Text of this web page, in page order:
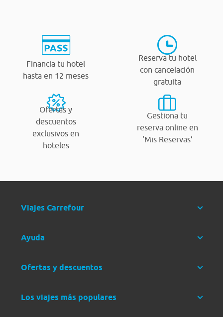
Financia tu hotel
hasta en 12 meses
Reserva tu hotel
con cancelación
gratuita
Ofertas y
descuentos
exclusivos en
hoteles
Gestiona tu
reserva online en
‘Mis Reservas’
Viajes Carrefour
Ayuda
Ofertas y descuentos
Los viajes más populares